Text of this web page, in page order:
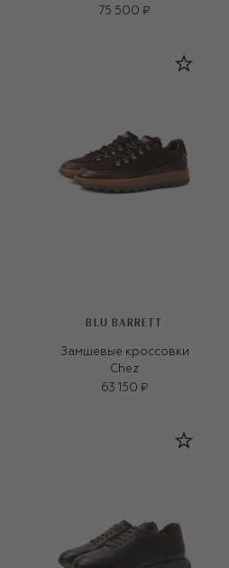
75 500 ₽
BLU BARRETT
Замшевые кроссовки
Chez
63 150 ₽